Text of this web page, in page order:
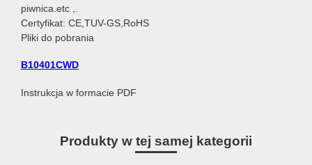
piwnica.etc ,.
Certyfikat: CE,TUV-GS,RoHS
Pliki do pobrania
B10401CWD
Instrukcja w formacie PDF
Produkty w tej samej kategorii